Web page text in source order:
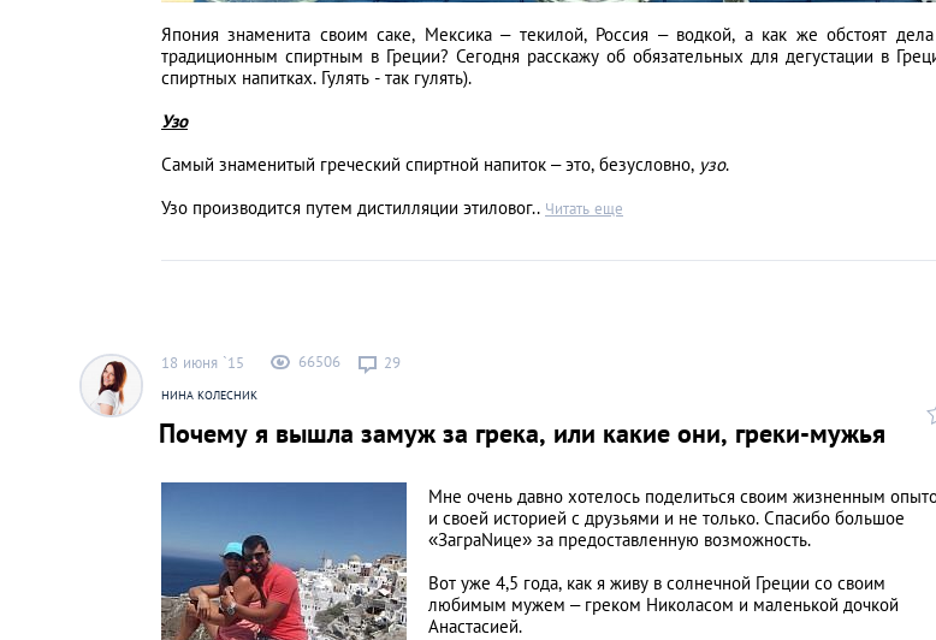
Паттайя
Санкт-Петербург
Япония знаменита своим саке, Мексика – текилой, Россия – водкой, а как же обстоят
традиционным спиртным в Греции? Сегодня расскажу об обязательных для дегустации в
спиртных напитках. Гулять - так гулять).
Узо
Самый знаменитый греческий спиртной напиток – это, безусловно, узо.
Узо производится путем дистилляции этиловог.. Читать еще
НИНА КОЛЕСНИК
18 июня `15 66506 29
Почему я вышла замуж за грека, или какие они, греки-мужья
Мне очень давно хотелось поделиться своим жизненным
и своей историей с друзьями и не только. Спасибо большое
«ЗаграNице» за предоставленную возможность.
Вот уже 4,5 года, как я живу в солнечной Греции со своим
любимым мужем – греком Николасом и маленькой дочкой
Анастасией.